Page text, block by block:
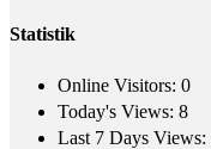
Statistik
Online Visitors: 0
Today's Views: 8
Last 7 Days Views: